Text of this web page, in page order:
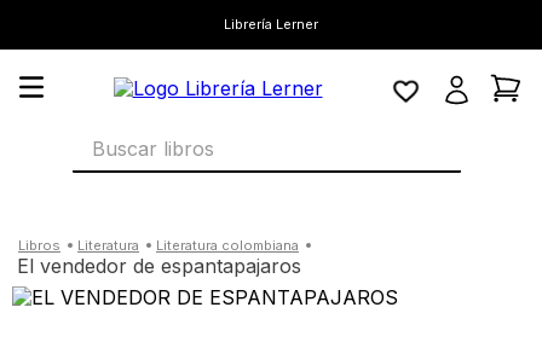
Librería Lerner
Buscar libros
literatura literatura colombiana
el vendedor de espantapajaros